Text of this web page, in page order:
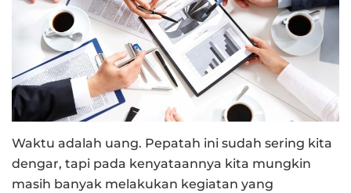
Waktu adalah uang. Pepatah ini sudah sering kita
dengar, tapi pada kenyataannya kita mungkin
masih banyak melakukan kegiatan yang